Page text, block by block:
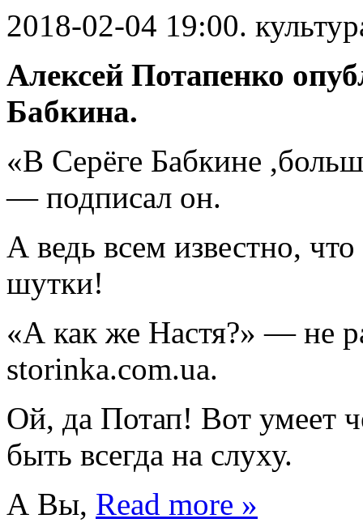
2018-02-04 19:00.
Алексей Потапенко
Бабкина.
«В Серёге Бабкине
— подписал он.
А ведь всем известно,
шутки!
«А как же Настя?» — не
storinka.com.ua.
Ой, да Потап! Вот умеет
быть всегда на слуху.
А Вы, Read more »